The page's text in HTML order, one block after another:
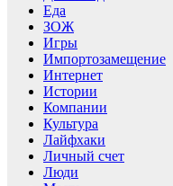
Еда
ЗОЖ
Игры
Импортозамещение
Интернет
Истории
Компании
Культура
Лайфхаки
Личный счет
Люди